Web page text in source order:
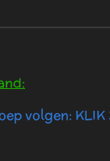
volgen: KLIK